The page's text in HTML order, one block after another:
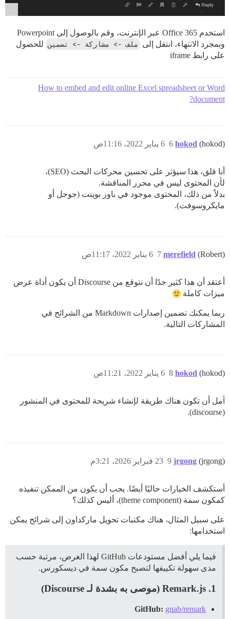
استخدم Office 365 عبر الإنترنت، وقم بالوصول إلى Powerpoint
وبمجرد الانتهاء، انتقل إلى ملف -> مشاركة -> تضمين للحصول
على رابط iframe
How to embed and edit online Excel spreadsheet or Word
document?
hokod (hokod) 6 يناير 2022، 11:16ص 6
أنا قلق، هذا سيؤثر على تحسين محركات البحث (SEO)،
لأن المحتوى ليس في محرر المناقشة.
بدلاً من ذلك، المحتوى موجود في باور بوينت (جوجل أو
مايكروسوفت).
merefield (Robert) 6 يناير 2022، 11:17ص 7
أعتقد أن هذا كثير جدًا أن نتوقع من Discourse أن يكون أداة عرض
ميزات كاملة
ربما يمكنك تضمين إصدارات Markdown من الشرائح في
المشاركات التالية.
hokod (hokod) 6 يناير 2022، 11:21ص 8
آمل أن تكون هناك طريقة لإنشاء شريحة للمحتوى في المنشور
(discourse).
jrgong (jrgong) 23 فبراير 2026، 3:21م 9
أستكشف الخيارات حاليًا أيضًا. يجب أن يكون من الممكن تنفيذه
كمكون سمة (theme component)، أليس كذلك؟
على سبيل المثال، هناك مكتبات تحويل ماركداون إلى شرائح يمكن
استخدامها:
فيما يلي أفضل مستودعات GitHub لهذا الغرض، مرتبة حسب
مدى سهولة تكييفها لتصبح مكون سمة في ديسكورس.
1. Remark.js (موصى به بشدة لـ Discourse)
GitHub: gnab/remark